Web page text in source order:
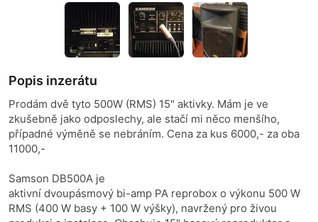
Popis inzerátu
Prodám dvě tyto 500W (RMS) 15" aktivky. Mám je ve
zkušebně jako odposlechy, ale stačí mi něco menšího,
případné výměně se nebráním. Cena za kus 6000,- za oba
11000,-
Samson DB500A je
aktivní dvoupásmový bi-amp PA reprobox o výkonu 500 W
RMS (400 W basy + 100 W výšky), navržený pro živou